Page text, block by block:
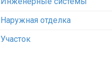
Наружная отделка
Участок